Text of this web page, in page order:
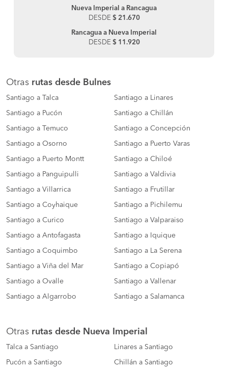
Nueva Imperial a Rancagua
DESDE $ 21.670
Rancagua a Nueva Imperial
DESDE $ 11.920
Otras rutas desde Bulnes
Santiago a Talca Santiago a Linares
Santiago a Pucón Santiago a Chillán
Santiago a Temuco Santiago a Concepción
Santiago a Osorno Santiago a Puerto Varas
Santiago a Puerto Montt Santiago a Chiloé
Santiago a Panguipulli Santiago a Valdivia
Santiago a Villarrica Santiago a Frutillar
Santiago a Coyhaique Santiago a Pichilemu
Santiago a Curico Santiago a Valparaiso
Santiago a Antofagasta Santiago a Iquique
Santiago a Coquimbo Santiago a La Serena
Santiago a Viña del Mar Santiago a Copiapó
Santiago a Ovalle Santiago a Vallenar
Santiago a Algarrobo Santiago a Salamanca
Otras rutas desde Nueva Imperial
Talca a Santiago Linares a Santiago
Pucón a Santiago Chillán a Santiago